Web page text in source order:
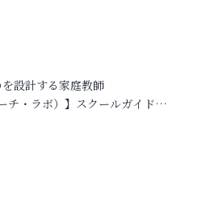
設計する家庭教師
チ・ラボ）】スクールガイド…